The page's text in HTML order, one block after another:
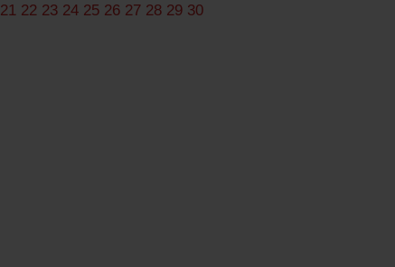
21 22 23 24 25 26 27 28 29 30